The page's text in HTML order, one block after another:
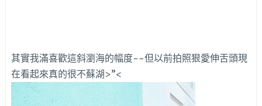
其實我滿喜歡這斜瀏海的幅度~~但以前拍照狠愛伸舌頭現
在看起來真的很不蘇湖>”<